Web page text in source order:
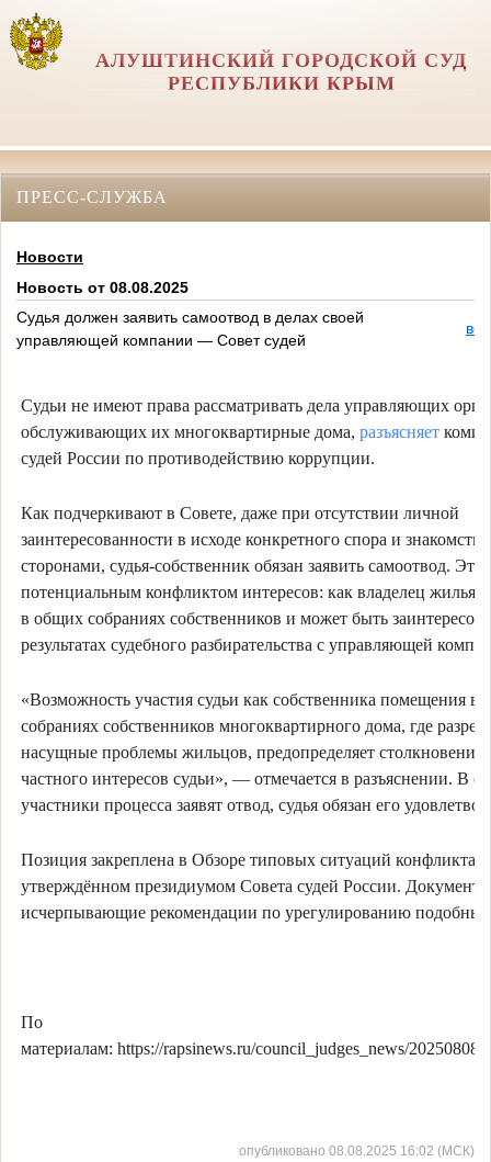
АЛУШТИНСКИЙ ГОРОДСКОЙ СУД
РЕСПУБЛИКИ КРЫМ
ПРЕСС-СЛУЖБА
Новости
Новость от 08.08.2025
Судья должен заявить самоотвод в делах своей
управляющей компании — Совет судей
Судьи не имеют права рассматривать дела управляющих
обслуживающих их многоквартирные дома, разъясняет
судей России по противодействию коррупции.
Как подчеркивают в Совете, даже при отсутствии личной
заинтересованности в исходе конкретного спора и
сторонами, судья-собственник обязан заявить самоотвод. Это
потенциальным конфликтом интересов: как владелец жилья
в общих собраниях собственников и может быть
результатах судебного разбирательства с управляющей
«Возможность участия судьи как собственника помещения в
собраниях собственников многоквартирного дома, где
насущные проблемы жильцов, предопределяет столкновение
частного интересов судьи», — отмечается в разъяснении. В
участники процесса заявят отвод, судья обязан его
Позиция закреплена в Обзоре типовых ситуаций конфликта
утверждённом президиумом Совета судей России. Документ
исчерпывающие рекомендации по урегулированию подобных
По
материалам: https://rapsinews.ru/council_judges_news/20250808/
опубликовано 08.08.2025 16:02 (МСК)